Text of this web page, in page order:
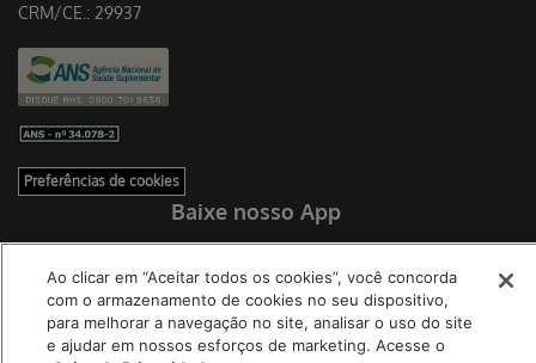
CRM/CE.: 29937
Preferências de cookies
Baixe nosso App
Ao clicar em “Aceitar todos os cookies”, você concorda
com o armazenamento de cookies no seu dispositivo,
para melhorar a navegação no site, analisar o uso do site
e ajudar em nossos esforços de marketing. Acesse o